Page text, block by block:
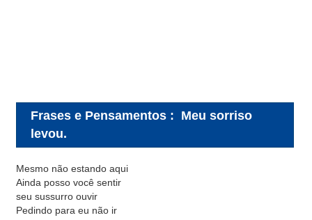
Frases e Pensamentos : Meu sorriso
levou.
Mesmo não estando aqui
Ainda posso você sentir
seu sussurro ouvir
Pedindo para eu não ir